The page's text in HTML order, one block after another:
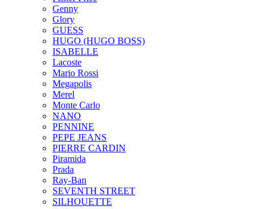
Genny
Glory
GUESS
HUGO (HUGO BOSS)
ISABELLE
Lacoste
Mario Rossi
Megapolis
Merel
Monte Carlo
NANO
PENNINE
PEPE JEANS
PIERRE CARDIN
Piramida
Prada
Ray-Ban
SEVENTH STREET
SILHOUETTE